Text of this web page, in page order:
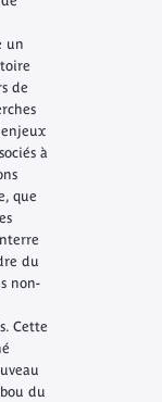
un
de
à
que
du
non-
Cette
du